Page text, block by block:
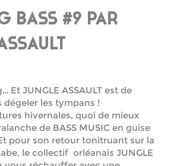
BASS #9 PAR
Et JUNGLE ASSAULT est de
les tympans !
hivernales, quoi de mieux
de BASS MUSIC en guise
pour son retour tonitruant sur la
le collectif orléanais JUNGLE